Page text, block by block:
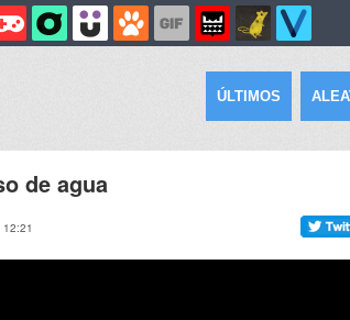
ÚLTIMOS
de agua